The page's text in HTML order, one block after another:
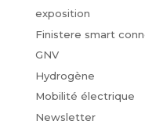
exposition
Finistere smart
GNV
Hydrogène
Mobilité électrique
Newsletter